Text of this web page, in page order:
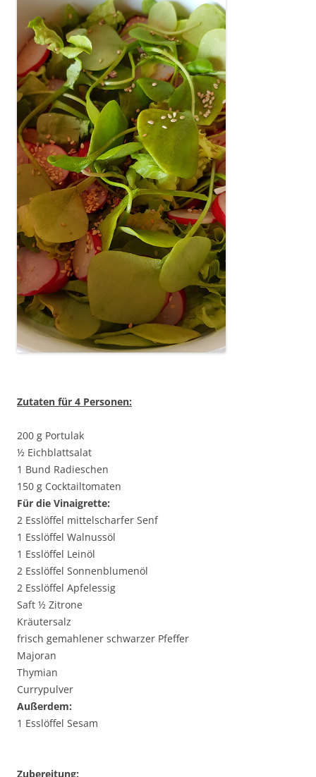
Zutaten für 4 Personen:
200 g Portulak
½ Eichblattsalat
1 Bund Radieschen
150 g Cocktailtomaten
Für die Vinaigrette:
2 Esslöffel mittelscharfer Senf
1 Esslöffel Walnussöl
1 Esslöffel Leinöl
2 Esslöffel Sonnenblumenöl
2 Esslöffel Apfelessig
Saft ½ Zitrone
Kräutersalz
frisch gemahlener schwarzer Pfeffer
Majoran
Thymian
Currypulver
Außerdem:
1 Esslöffel Sesam
Zubereitung: